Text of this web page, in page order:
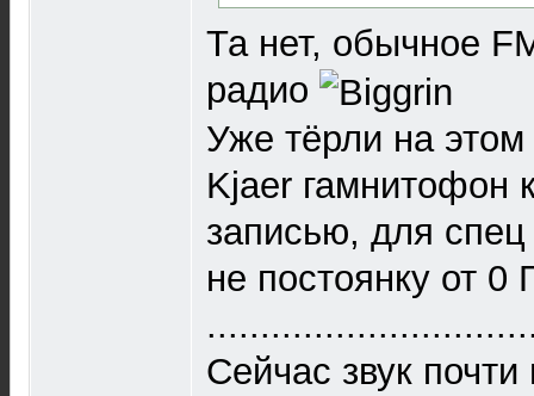
Та нет, обычное
радио
Уже тёрли на
Kjaer гамнитофон
записью, для спец
не постоянку от 0
Сейчас звук